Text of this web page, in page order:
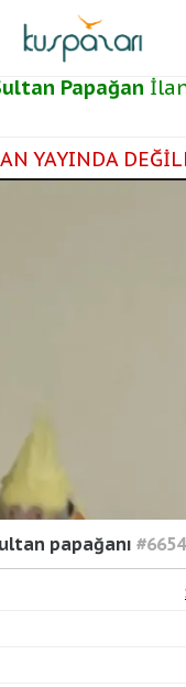
Papağan
YAYINDA
papağanı